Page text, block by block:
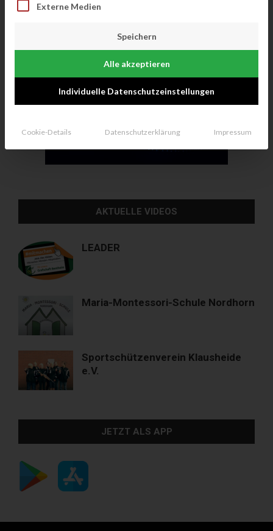
AKTUELLE VIDEOS
LEADER
Maria-Montessori-Schule Nordhorn
Sportschützenverein Klausheide
e.V.
JETZT ALS APP
Externe Medien
Speichern
Alle akzeptieren
Individuelle Datenschutzeinstellungen
Cookie-Details Datenschutzerklärung Impressum